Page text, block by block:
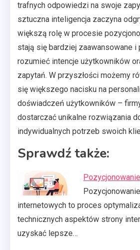
trafnych odpowiedzi na swoje
sztuczna inteligencja zaczyna
większą rolę w procesie
stają się bardziej zaawansowane i
rozumieć intencje użytkowników
zapytań. W przyszłości możemy
się większego nacisku na
doświadczeń użytkowników –
dostarczać unikalne rozwiązania
indywidualnych potrzeb swoich
Sprawdź także:
internetowych to proces
technicznych aspektów strony
uzyskać lepsze…